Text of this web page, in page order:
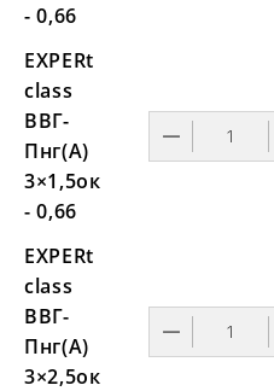
- 0,66
EXPERt
class
ВВГ-
Пнг(А)
3×1,5ок
- 0,66
EXPERt
class
ВВГ-
Пнг(А)
3×2,5ок